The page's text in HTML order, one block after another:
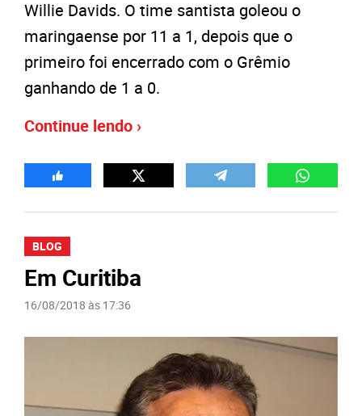
Willie Davids. O time santista goleou o
maringaense por 11 a 1, depois que o
primeiro foi encerrado com o Grêmio
ganhando de 1 a 0.
Continue lendo ›
BLOG
Em Curitiba
16/08/2018 às 17:36